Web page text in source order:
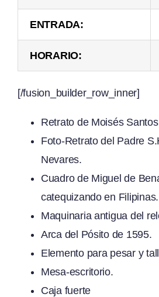
ENTRADA:
HORARIO:
[/fusion_builder_row_inner]
Retrato de Moisés
Foto-Retrato del Padre
Nevares.
Cuadro de Miguel de
catequizando en Filipinas.
Maquinaria antigua del
Arca del Pósito de 1595.
Elemento para pesar y
Mesa-escritorio.
Caja fuerte